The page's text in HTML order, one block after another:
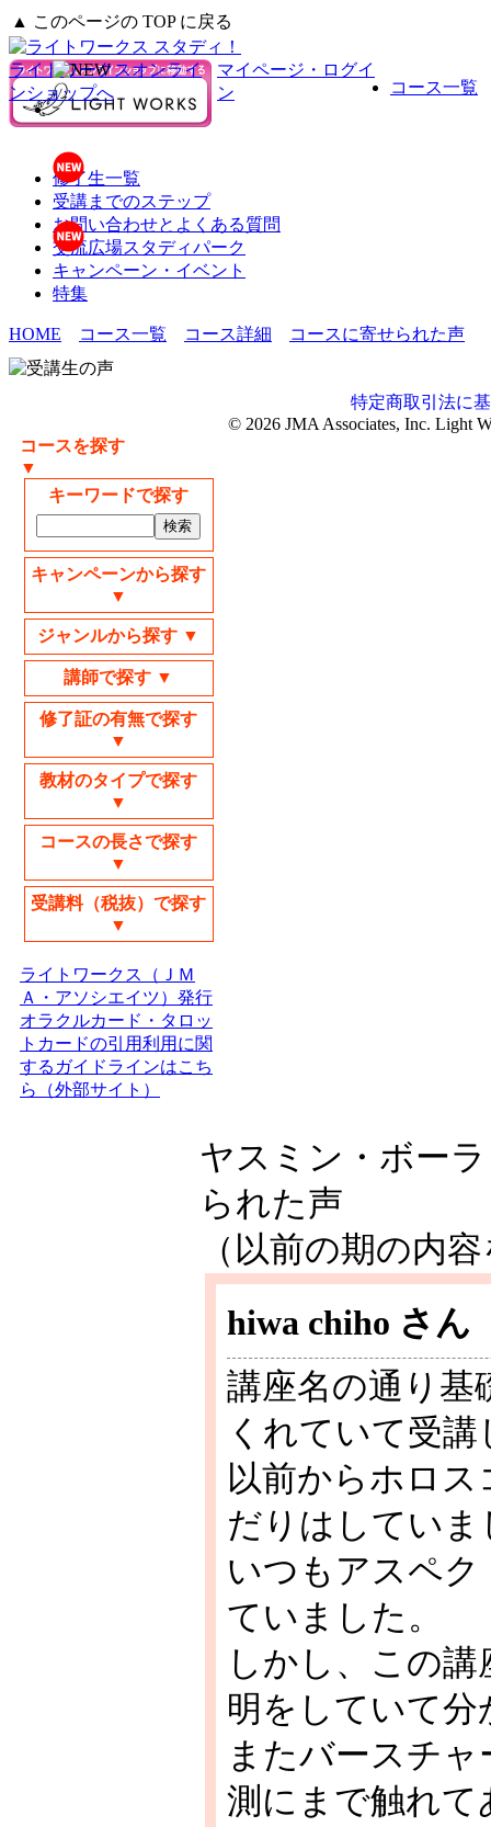
▲ このページの TOP に戻る
ライトワークスオンライ
ンショップへ
マイページ・ログイ
ン
コース一覧
修了生一覧
受講までのステップ
お問い合わせとよくある質問
交流広場スタディパーク
キャンペーン・イベント
特集
HOME コース一覧 コース詳細 コースに寄せられた声
コースを探す
▼
キーワードで探す
キャンペーンから探す
▼
ジャンルから探す ▼
講師で探す ▼
修了証の有無で探す
▼
教材のタイプで探す
▼
コースの長さで探す
▼
受講料（税抜）で探す
▼
ライトワークス（ＪＭ
Ａ・アソシエイツ）発行
オラクルカード・タロッ
トカードの引用利用に関
するガイドラインはこち
ら（外部サイト）
ヤスミン・ボー
られた声
（以前の期の内
hiwa chiho さん
講座名の通り基
くれていて受
以前からホロ
だりはしていま
いつもアスペ
ていました。
しかし、この
明をしていて
またバースチ
測にまで触れて
特定商取引法に
© 2026 JMA Associates, Inc. Light